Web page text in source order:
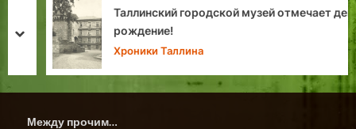
Таллинский городской музей отмечает день
рождение!
Хроники Таллина
prev
next
Между прочим…